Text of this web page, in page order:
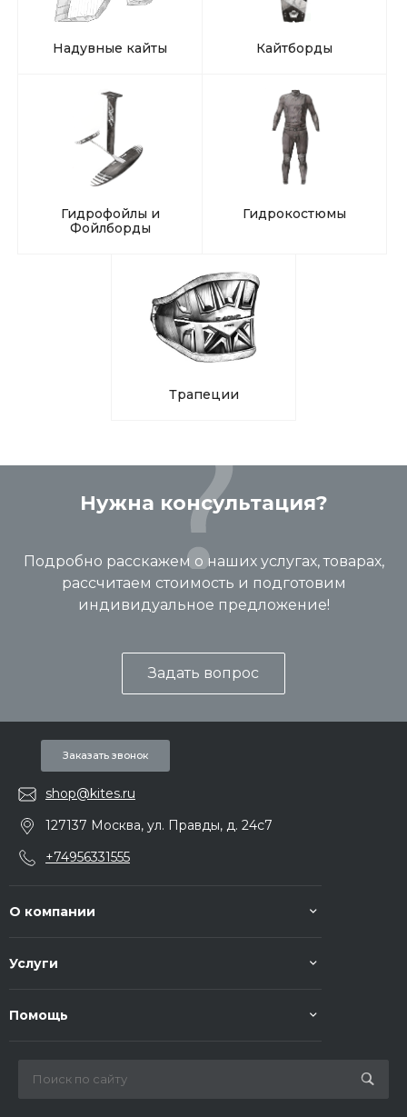
Надувные кайты Кайтборды
Гидрофойлы и
Фойлборды
Гидрокостюмы
Трапеции
Нужна консультация?
Подробно расскажем о наших услугах, товарах,
рассчитаем стоимость и подготовим
индивидуальное предложение!
Задать вопрос
Заказать звонок
shop@kites.ru
127137 Москва, ул. Правды, д. 24с7
+74956331555
О компании
Услуги
Помощь